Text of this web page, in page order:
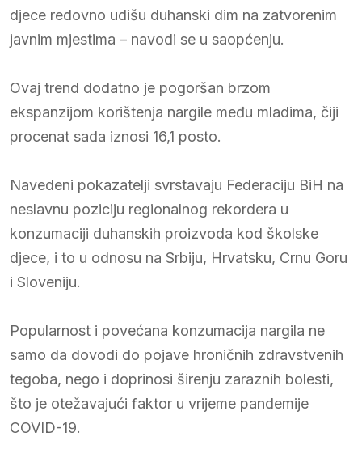
djece redovno udišu duhanski dim na zatvorenim
javnim mjestima – navodi se u saopćenju.
Ovaj trend dodatno je pogoršan brzom
ekspanzijom korištenja nargile među mladima, čiji
procenat sada iznosi 16,1 posto.
Navedeni pokazatelji svrstavaju Federaciju BiH na
neslavnu poziciju regionalnog rekordera u
konzumaciji duhanskih proizvoda kod školske
djece, i to u odnosu na Srbiju, Hrvatsku, Crnu Goru
i Sloveniju.
Popularnost i povećana konzumacija nargila ne
samo da dovodi do pojave hroničnih zdravstvenih
tegoba, nego i doprinosi širenju zaraznih bolesti,
što je otežavajući faktor u vrijeme pandemije
COVID-19.